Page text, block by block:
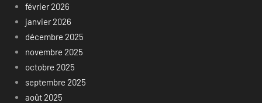
février 2026
janvier 2026
décembre 2025
novembre 2025
octobre 2025
septembre 2025
août 2025